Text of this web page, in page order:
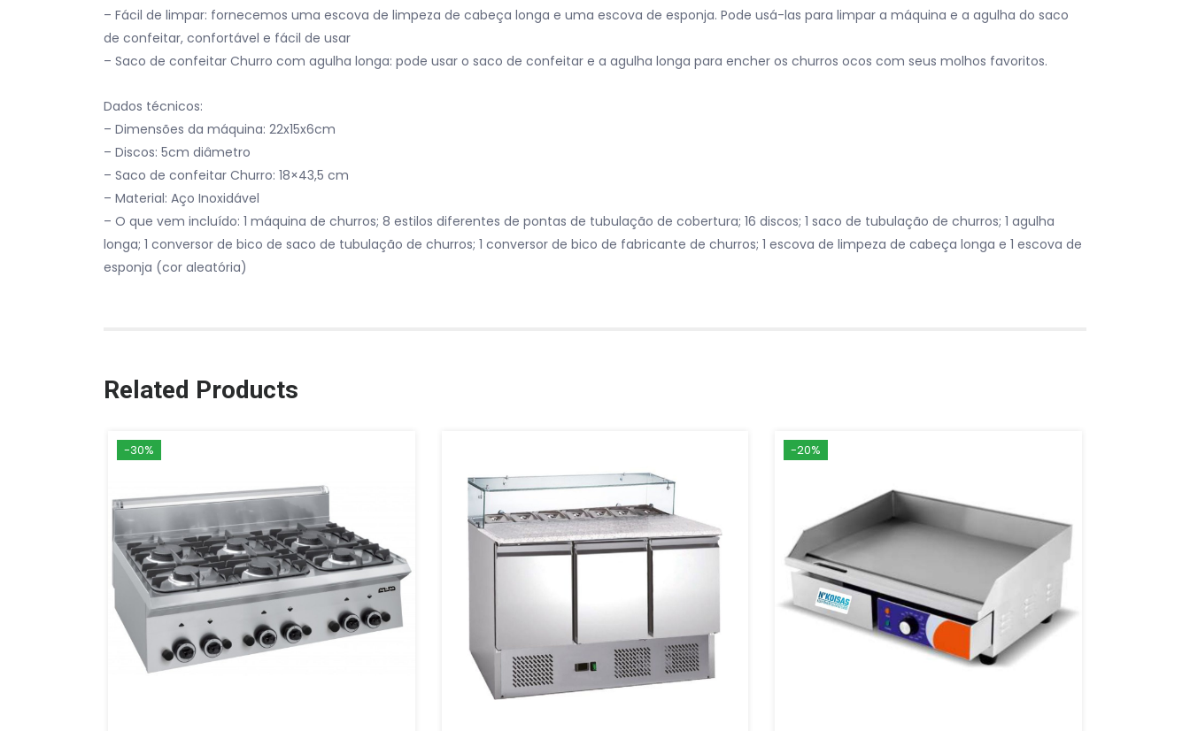
– Fácil de limpar: fornecemos uma escova de limpeza de cabeça longa e uma escova de esponja. Pode usá-las para limpar a máquina e a agulha do saco
de confeitar, confortável e fácil de usar
– Saco de confeitar Churro com agulha longa: pode usar o saco de confeitar e a agulha longa para encher os churros ocos com seus molhos favoritos.
Dados técnicos:
– Dimensões da máquina: 22x15x6cm
– Discos: 5cm diâmetro
– Saco de confeitar Churro: 18×43,5 cm
– Material: Aço Inoxidável
– O que vem incluído: 1 máquina de churros; 8 estilos diferentes de pontas de tubulação de cobertura; 16 discos; 1 saco de tubulação de churros; 1 agulha
longa; 1 conversor de bico de saco de tubulação de churros; 1 conversor de bico de fabricante de churros; 1 escova de limpeza de cabeça longa e 1 escova de
esponja (cor aleatória)
Related Products
-30% -20%